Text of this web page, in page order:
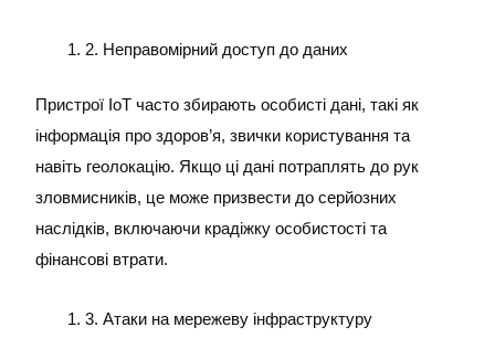
2. Неправомірний доступ до даних
Пристрої IoT часто збирають особисті дані, такі як
інформація про здоров’я, звички користування та
навіть геолокацію. Якщо ці дані потраплять до рук
зловмисників, це може призвести до серйозних
наслідків, включаючи крадіжку особистості та
фінансові втрати.
3. Атаки на мережеву інфраструктуру